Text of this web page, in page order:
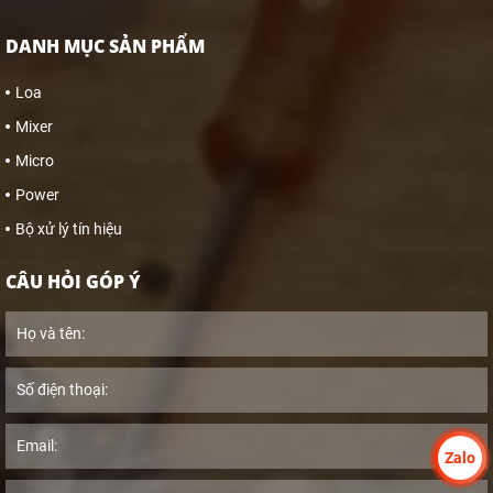
DANH MỤC SẢN PHẨM
Loa
Mixer
Micro
Power
Bộ xử lý tín hiệu
CÂU HỎI GÓP Ý
Zalo